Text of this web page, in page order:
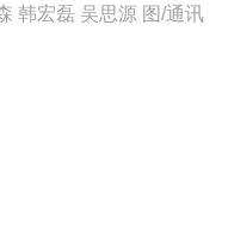
韩宏磊 吴思源 图/通讯